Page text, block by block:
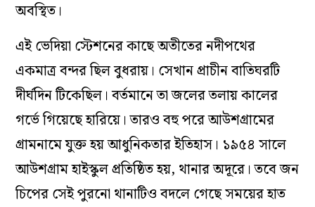
অবস্থিত।
এই ভেদিয়া স্টেশনের কাছে অতীতের নদীপথের
একমাত্র বন্দর ছিল বুধরায়। সেখান প্রাচীন বাতিঘরটি
দীর্ঘদিন টিকেছিল। বর্তমানে তা জলের তলায় কালের
গর্ভে গিয়েছে হারিয়ে। তারও বহু পরে আউশগ্রামের
গ্রামনামে যুক্ত হয় আধুনিকতার ইতিহাস। ১৯৫৪ সালে
আউশগ্রাম হাইস্কুল প্রতিষ্ঠিত হয়, থানার অদূরে। তবে জন
চিপের সেই পুরনো থানাটিও বদলে গেছে সময়ের হাত